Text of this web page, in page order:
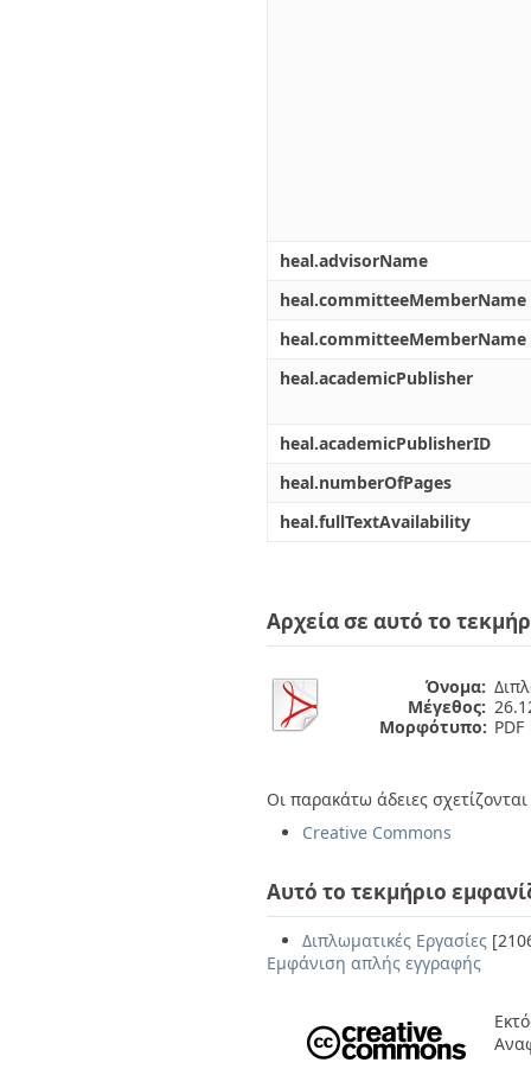
heal.advisorName
heal.committeeMemberName
heal.committeeMemberName
heal.academicPublisher
heal.academicPublisherID
heal.numberOfPages
heal.fullTextAvailability
Αρχεία σε αυτό το
Όνομα:
Μέγεθος:
Μορφότυπο: PDF
Οι παρακάτω άδειες
Creative Commons
Αυτό το τεκμήριο
Διπλωματικές Εργασίες
Εμφάνιση απλής εγγραφής